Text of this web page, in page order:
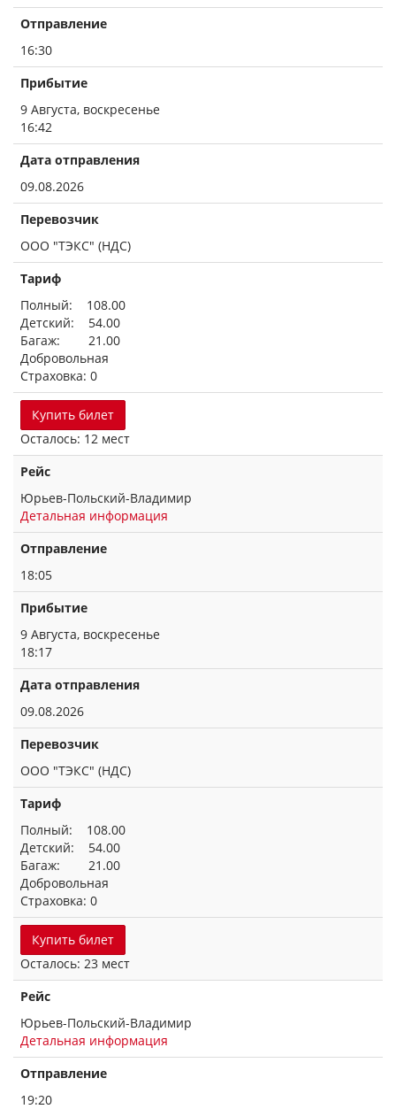
Отправление
16:30
Прибытие
9 Августа, воскресенье
16:42
Дата отправления
09.08.2026
Перевозчик
ООО "ТЭКС" (НДС)
Тариф
Полный: 108.00
Детский: 54.00
Багаж: 21.00
Добровольная
Страховка: 0
Купить билет
Осталось: 12 мест
Рейс
Юрьев-Польский-Владимир
Детальная информация
Отправление
18:05
Прибытие
9 Августа, воскресенье
18:17
Дата отправления
09.08.2026
Перевозчик
ООО "ТЭКС" (НДС)
Тариф
Полный: 108.00
Детский: 54.00
Багаж: 21.00
Добровольная
Страховка: 0
Купить билет
Осталось: 23 мест
Рейс
Юрьев-Польский-Владимир
Детальная информация
Отправление
19:20